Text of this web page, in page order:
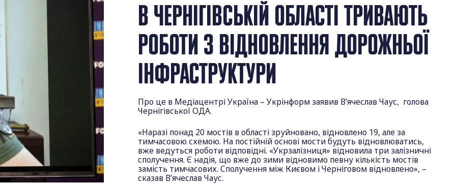
В ЧЕРНІГІВСЬКІЙ ОБЛАСТІ ТРИВАЮТЬ
РОБОТИ З ВІДНОВЛЕННЯ ДОРОЖНЬОЇ
ІНФРАСТРУКТУРИ
Про це в Медіацентрі Україна – Укрінформ заявив В’ячеслав Чаус, голова
Чернігівської ОДА.
«Наразі понад 20 мостів в області зруйновано, відновлено 19, але за
тимчасовою схемою. На постійній основі мости будуть відновлюватись,
вже ведуться роботи відповідні. «Укрзалізниця» відновила три залізничні
сполучення. Є надія, що вже до зими відновимо певну кількість мостів
замість тимчасових. Сполучення між Києвом і Черніговом відновлено», –
сказав В’ячеслав Чаус.